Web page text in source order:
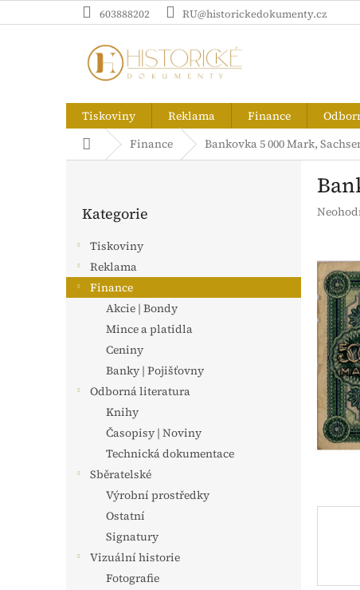
na
603888202 RU@historickedokumenty.cz
Tiskoviny Reklama Finance
Domů Finance Bankovka 5 000 Mark,
n
kategorie
Kategorie
Tiskoviny
Reklama
Finance
Akcie | Bondy
Mince a platidla
Ceniny
Banky | Pojišťovny
Odborná literatura
Knihy
Časopisy | Noviny
Technická dokumentace
Sběratelské
Výrobní prostředky
Ostatní
Signatury
Vizuální historie
Fotografie
je
0,0
z
5